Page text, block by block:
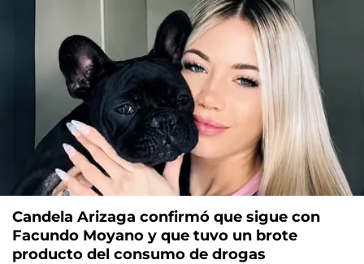
Candela Arizaga confirmó que sigue con
Facundo Moyano y que tuvo un brote
producto del consumo de drogas